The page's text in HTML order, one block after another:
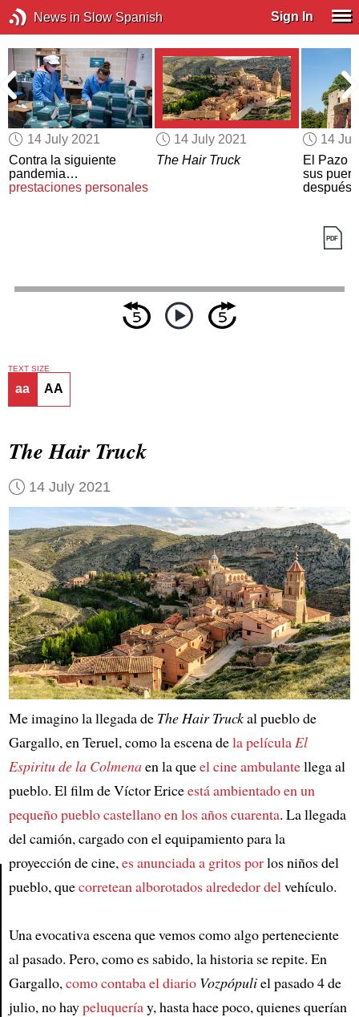
News in Slow Spanish Sign In
14 July 2021
Contra la siguiente
pandemia…
prestaciones personales
14 July 2021
The Hair Truck
14
El Pazo
sus
después
TEXT SIZE
aa AA
The Hair Truck
14 July 2021
Me imagino la llegada de The Hair Truckal pueblo de
Gargallo, en Teruel, como la escena dela películaEl
Espiritu de la Colmenaen la queel cine ambulantellega al
pueblo. El film de Víctor Ericeestá ambientado en un
pequeño pueblo castellano en los años cuarenta. La llegada
del camión, cargado con el equipamiento para la
proyección de cine,es anunciada a gritos porlos niños del
pueblo, quecorretean alborotados alrededor delvehículo.
Una evocativa escena que vemos como algo perteneciente
al pasado. Pero, como es sabido, la historia se repite. En
Gargallo,como contaba el diario Vozpópuliel pasado 4 de
julio, no haypeluqueríay, hasta hace poco, quienes querían